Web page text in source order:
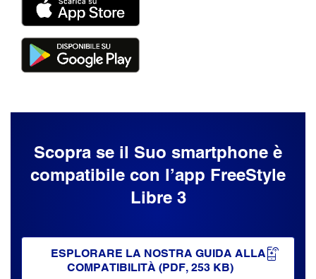
Scopra se il Suo smartphone è
compatibile con l’app FreeStyle
Libre 3
ESPLORARE LA NOSTRA GUIDA ALLA
COMPATIBILITÀ (PDF, 253 KB)